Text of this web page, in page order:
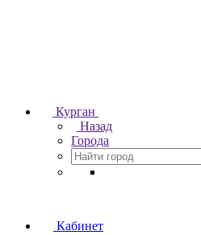
Курган
Назад
Города
Кабинет